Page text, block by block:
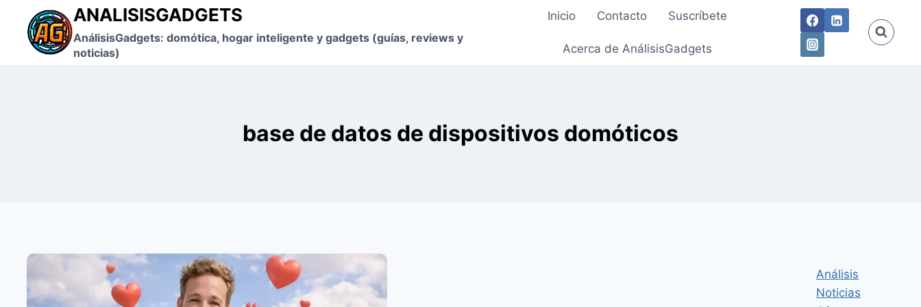
contenido
ANALISISGADGETS
AnálisisGadgets: domótica, hogar inteligente y gadgets (guías, reviews y
noticias)
Inicio Contacto Suscríbete
Acerca de AnálisisGadgets
base de datos de dispositivos domóticos
Análisis
Noticias